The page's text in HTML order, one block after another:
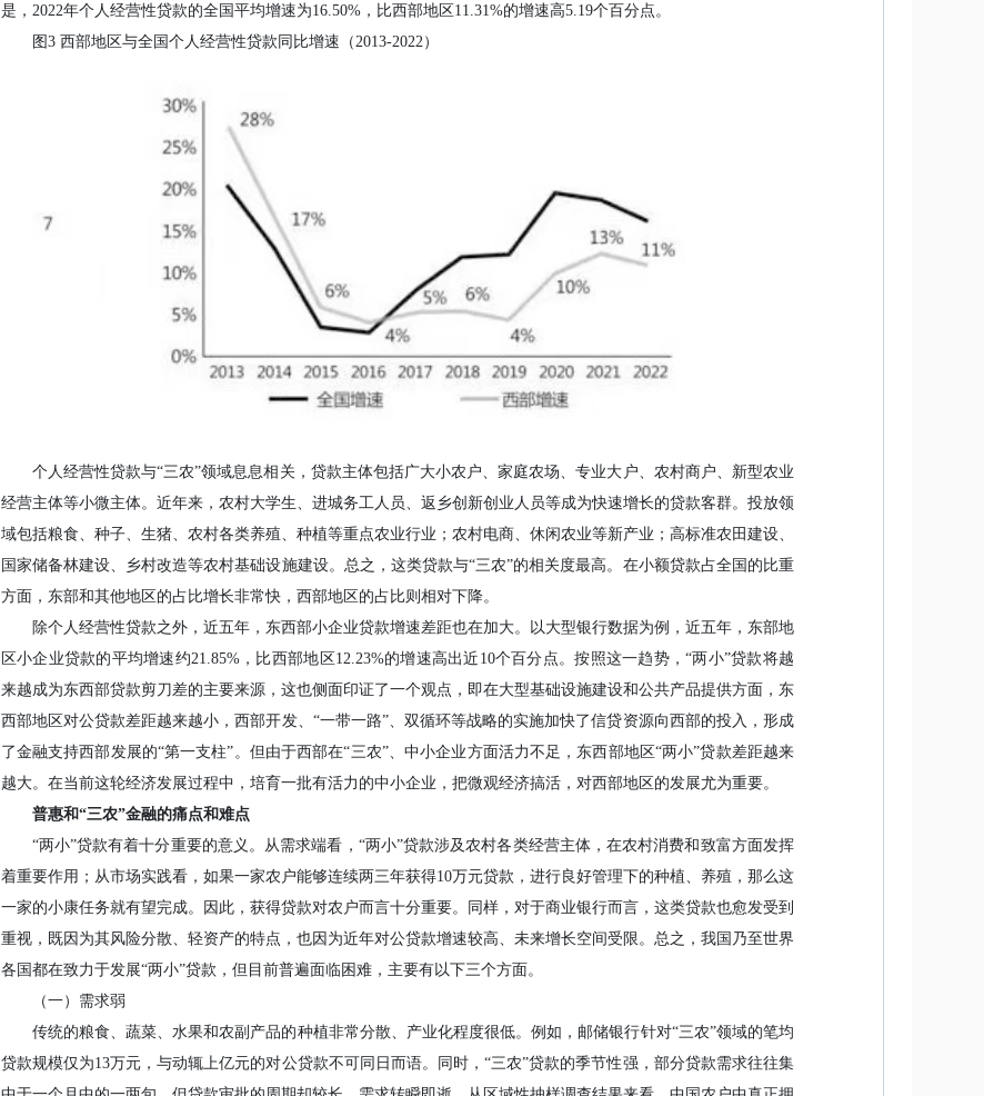
是，2022年个人经营性贷款的全国平均增速为16.50%，比西部地区11.31%的增速高5.19个百分点。
图3 西部地区与全国个人经营性贷款同比增速（2013-2022）
个人经营性贷款与“三农”领域息息相关，贷款主体包括广大小农户、家庭农场、专业大户、农村商户、新型农业
经营主体等小微主体。近年来，农村大学生、进城务工人员、返乡创新创业人员等成为快速增长的贷款客群。投放领
域包括粮食、种子、生猪、农村各类养殖、种植等重点农业行业；农村电商、休闲农业等新产业；高标准农田建设、
国家储备林建设、乡村改造等农村基础设施建设。总之，这类贷款与“三农”的相关度最高。在小额贷款占全国的比重
方面，东部和其他地区的占比增长非常快，西部地区的占比则相对下降。
除个人经营性贷款之外，近五年，东西部小企业贷款增速差距也在加大。以大型银行数据为例，近五年，东部地
区小企业贷款的平均增速约21.85%，比西部地区12.23%的增速高出近10个百分点。按照这一趋势，“两小”贷款将越
来越成为东西部贷款剪刀差的主要来源，这也侧面印证了一个观点，即在大型基础设施建设和公共产品提供方面，东
西部地区对公贷款差距越来越小，西部开发、“一带一路”、双循环等战略的实施加快了信贷资源向西部的投入，形成
了金融支持西部发展的“第一支柱”。但由于西部在“三农”、中小企业方面活力不足，东西部地区“两小”贷款差距越来
越大。在当前这轮经济发展过程中，培育一批有活力的中小企业，把微观经济搞活，对西部地区的发展尤为重要。
普惠和“三农”金融的痛点和难点
“两小”贷款有着十分重要的意义。从需求端看，“两小”贷款涉及农村各类经营主体，在农村消费和致富方面发挥
着重要作用；从市场实践看，如果一家农户能够连续两三年获得10万元贷款，进行良好管理下的种植、养殖，那么这
一家的小康任务就有望完成。因此，获得贷款对农户而言十分重要。同样，对于商业银行而言，这类贷款也愈发受到
重视，既因为其风险分散、轻资产的特点，也因为近年对公贷款增速较高、未来增长空间受限。总之，我国乃至世界
各国都在致力于发展“两小”贷款，但目前普遍面临困难，主要有以下三个方面。
（一）需求弱
传统的粮食、蔬菜、水果和农副产品的种植非常分散、产业化程度很低。例如，邮储银行针对“三农”领域的笔均
贷款规模仅为13万元，与动辄上亿元的对公贷款不可同日而语。同时，“三农”贷款的季节性强，部分贷款需求往往集